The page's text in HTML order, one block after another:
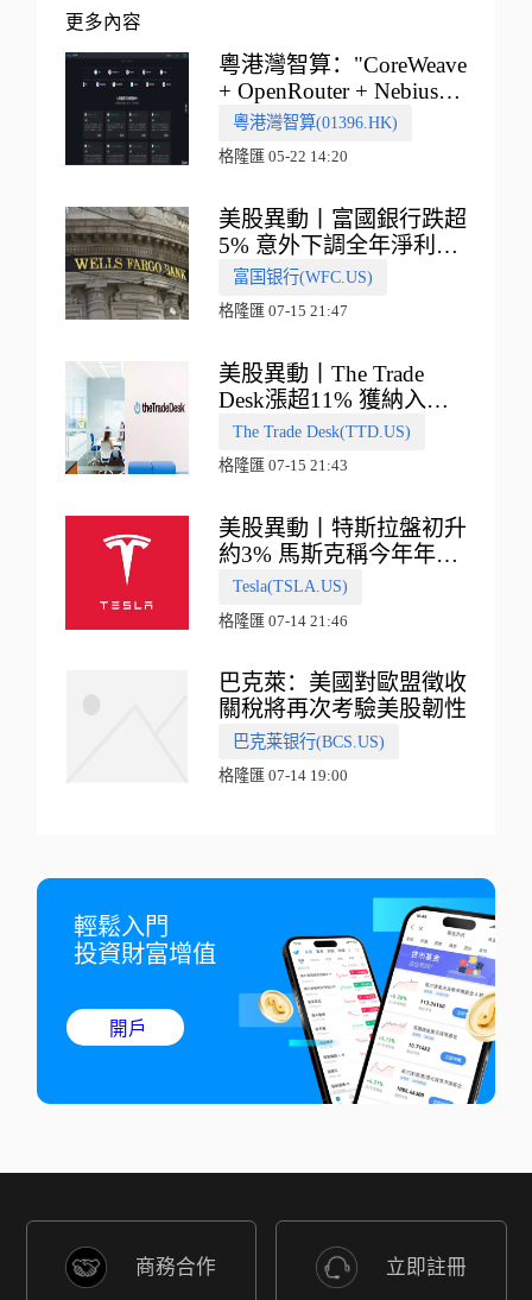
更多內容
粵港灣智算："CoreWeave
+ OpenRouter + Nebius"
多向融合的中國智算新範
式
粵港灣智算(01396.HK)
格隆匯 05-22 14:20
美股異動丨富國銀行跌超
5% 意外下調全年淨利息
收入指引
富国银行(WFC.US)
格隆匯 07-15 21:47
美股異動丨The Trade
Desk漲超11% 獲納入標
普500指數
The Trade Desk(TTD.US)
格隆匯 07-15 21:43
美股異動丨特斯拉盤初升
約3% 馬斯克稱今年年底
會有‘史詩級震撼’的演示
Tesla(TSLA.US)
格隆匯 07-14 21:46
巴克萊：美國對歐盟徵收
關稅將再次考驗美股韌性
巴克莱银行(BCS.US)
格隆匯 07-14 19:00
輕鬆入門
投資財富增值
開戶
商務合作 立即註冊